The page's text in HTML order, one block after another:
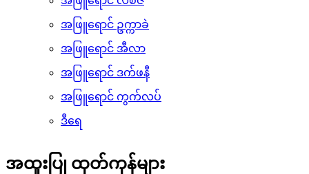
အဖြူရောင် ဥက္ကာခဲ
အဖြူရောင် အီလာ
အဖြူရောင် ဒက်ဖနီ
အဖြူရောင် ကွက်လပ်
ဒီရေ
အထူးပြု ထုတ်ကုန်များ